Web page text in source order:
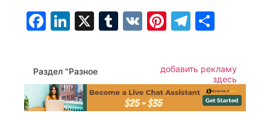
Facebook
LinkedIn
X Tumblr
VK Pinterest
Раздел "Разное
добавить рекламу
здесь